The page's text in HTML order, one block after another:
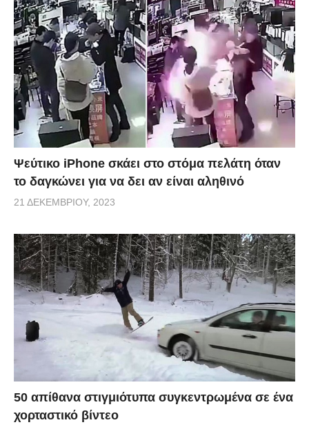
Ψεύτικο iPhone σκάει στο στόμα πελάτη όταν
το δαγκώνει για να δει αν είναι αληθινό
21 ΔΕΚΕΜΒΡΊΟΥ, 2023
50 απίθανα στιγμιότυπα συγκεντρωμένα σε ένα
χορταστικό βίντεο